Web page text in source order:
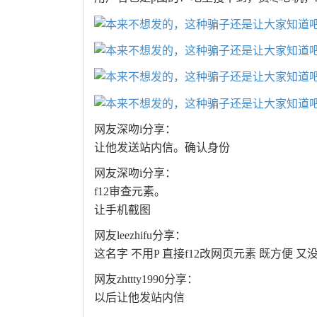
网友深吻i分享：
让他发送站内信。确认身份
网友深吻i分享：
f12审查元素。
让手机截图
网友leezhifu分享：
这名字 不用P 直接f12改网页元素 既方便 又
网友zhttty1990分享：
以后让他发站内信